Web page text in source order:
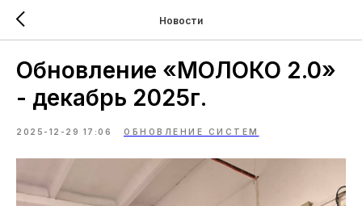
Новости
Обновление «МОЛОКО 2.0»
- декабрь 2025г.
2025-12-29 17:06 ОБНОВЛЕНИЕ СИСТЕМ